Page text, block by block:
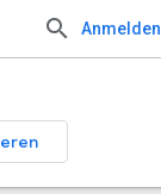
Anmelden